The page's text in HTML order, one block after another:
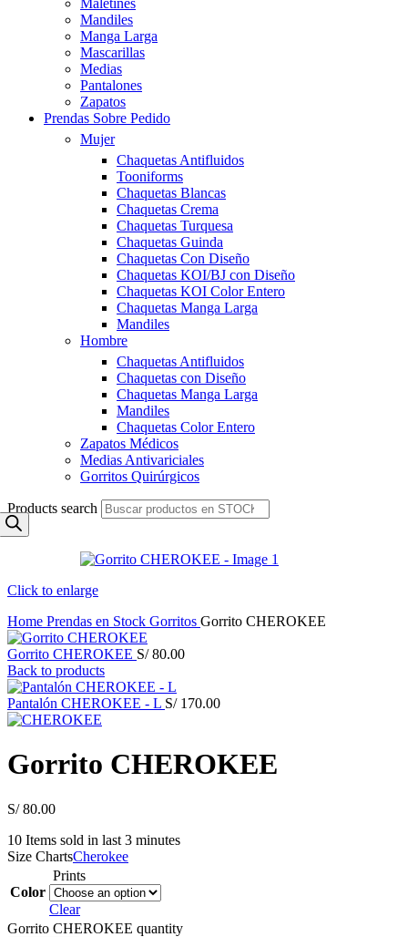
Maletines
Mandiles
Manga Larga
Mascarillas
Medias
Pantalones
Zapatos
Prendas Sobre Pedido
Mujer
Chaquetas Antifluidos
Tooniforms
Chaquetas Blancas
Chaquetas Crema
Chaquetas Turquesa
Chaquetas Guinda
Chaquetas Con Diseño
Chaquetas KOI/BJ con Diseño
Chaquetas KOI Color Entero
Chaquetas Manga Larga
Mandiles
Hombre
Chaquetas Antifluidos
Chaquetas con Diseño
Chaquetas Manga Larga
Mandiles
Chaquetas Color Entero
Zapatos Médicos
Medias Antivariciales
Gorritos Quirúrgicos
Products search
Click to enlarge
Home Prendas en Stock Gorritos Gorrito CHEROKEE
Gorrito CHEROKEE S/80.00
Back to products
Pantalón CHEROKEE - L S/170.00
Gorrito CHEROKEE
S/80.00
10 Items sold in last 3 minutes
Size ChartsCherokee
Color
Prints
Clear
Gorrito CHEROKEE quantity